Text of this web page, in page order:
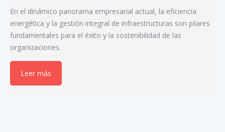
En el dinámico panorama empresarial actual, la eficiencia
energética y la gestión integral de infraestructuras son pilares
fundamentales para el éxito y la sostenibilidad de las
organizaciones.
Leer más